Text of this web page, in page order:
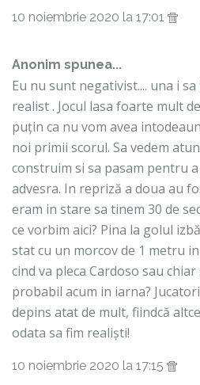
10 noiembrie 2020 la 17:01
Anonim spunea...
Eu nu sunt negativist.... una i
realist . Jocul lasa foarte mult
puțin ca nu vom avea
noi primii scorul. Sa vedem
construim si sa pasam pentru
advesra. In repriză a doua au
eram in stare sa tinem 30 de
ce vorbim aici? Pina la golul
stat cu un morcov de 1 metru
cind va pleca Cardoso sau
probabil acum in iarna?
depins atat de mult, fiindcă
odata sa fim realiști!
10 noiembrie 2020 la 17:15